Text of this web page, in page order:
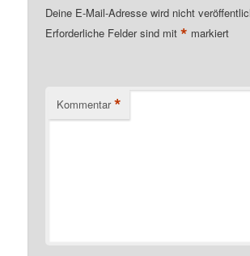
Deine E-Mail-Adresse wird nicht
Erforderliche Felder sind mit* markiert
Kommentar *